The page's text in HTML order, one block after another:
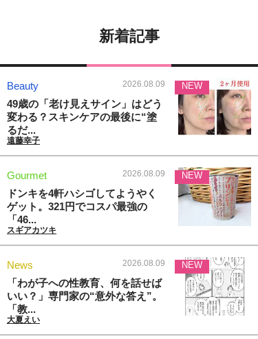
新着記事
Beauty 2026.08.09
49歳の「老け見えサイン」はどう
変わる？スキンケアの最後に“塗
るだ...
遠藤幸子
NEW
Gourmet 2026.08.09
ドンキを4軒ハシゴしてようやく
ゲット。321円でコスパ最強の
「46...
スギアカツキ
NEW
News 2026.08.09
「わが子への性教育、何を話せば
いい？」専門家の“意外な答え”。
「教...
大夏えい
NEW